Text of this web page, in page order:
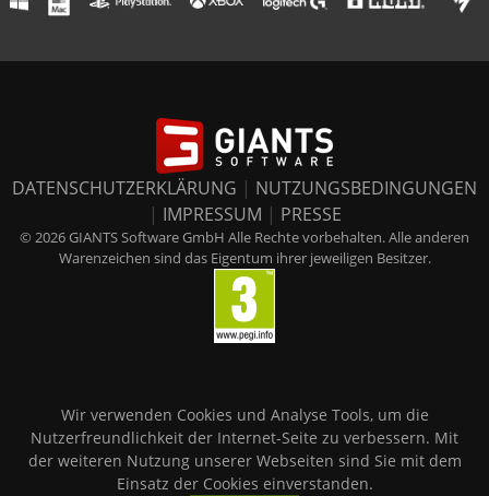
DATENSCHUTZERKLÄRUNG | NUTZUNGSBEDINGUNGEN
| IMPRESSUM | PRESSE
© 2026 GIANTS Software GmbH Alle Rechte vorbehalten. Alle anderen
Warenzeichen sind das Eigentum ihrer jeweiligen Besitzer.
Wir verwenden Cookies und Analyse Tools, um die
Nutzerfreundlichkeit der Internet-Seite zu verbessern. Mit
der weiteren Nutzung unserer Webseiten sind Sie mit dem
Einsatz der Cookies einverstanden.